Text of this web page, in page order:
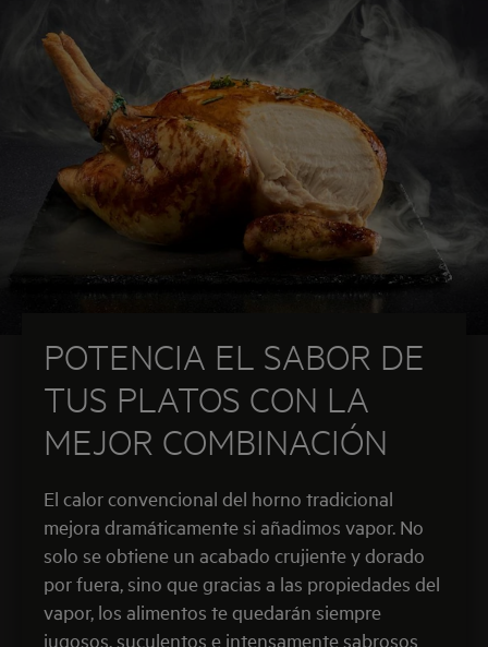
POTENCIA EL SABOR DE
TUS PLATOS CON LA
MEJOR COMBINACIÓN
El calor convencional del horno tradicional
mejora dramáticamente si añadimos vapor. No
solo se obtiene un acabado crujiente y dorado
por fuera, sino que gracias a las propiedades del
vapor, los alimentos te quedarán siempre
jugosos, suculentos e intensamente sabrosos